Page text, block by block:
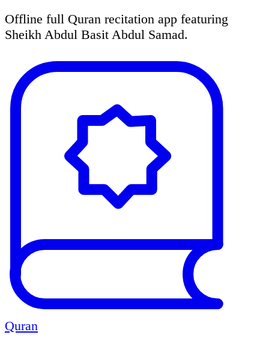
Offline full Quran recitation app featuring
Sheikh Abdul Basit Abdul Samad.
Quran